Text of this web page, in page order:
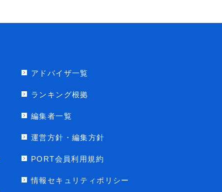
アドバイザ一覧
ランキング根拠
編集者一覧
運営方針・編集方針
PORT会員利用規約
情報セキュリティポリシー